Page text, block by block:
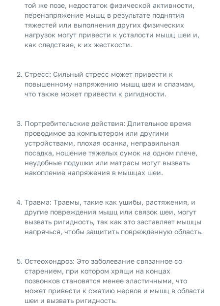
той же позе, недостаток физической активности,
перенапряжение мышц в результате поднятия
тяжестей или выполнения других физических
нагрузок могут привести к усталости мышц шеи и,
как следствие, к их жесткости.
Стресс: Сильный стресс может привести к
повышенному напряжению мышц шеи и спазмам,
что также может привести к ригидности.
Портребительские действия: Длительное время
проводимое за компьютером или другими
устройствами, плохая осанка, неправильная
посадка, ношение тяжелых сумок на одном плече,
неудобные подушки или матрасы могут вызвать
накопление напряжения в мышцах шеи.
Травма: Травмы, такие как ушибы, растяжения, и
другие повреждения мышц или связок шеи, могут
вызвать ригидность, так как это заставляет мышцы
напрячься, чтобы защитить поврежденную область.
Остеохондроз: Это заболевание связанное со
старением, при котором хрящи на концах
позвонков становятся менее эластичными, что
может привести к сжатию нервов и мышц в области
шеи и вызвать ригидность.